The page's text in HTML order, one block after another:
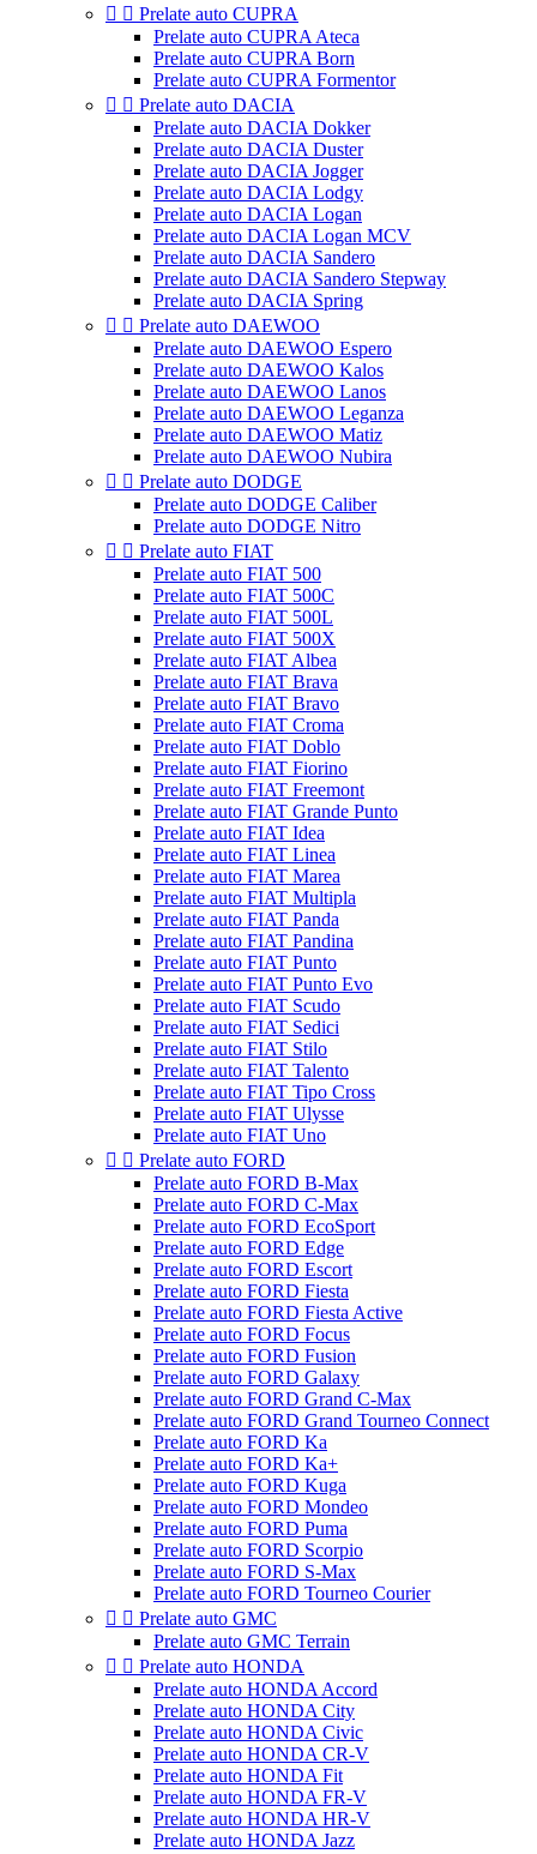
  Prelate auto CUPRA
Prelate auto CUPRA Ateca
Prelate auto CUPRA Born
Prelate auto CUPRA Formentor
  Prelate auto DACIA
Prelate auto DACIA Dokker
Prelate auto DACIA Duster
Prelate auto DACIA Jogger
Prelate auto DACIA Lodgy
Prelate auto DACIA Logan
Prelate auto DACIA Logan MCV
Prelate auto DACIA Sandero
Prelate auto DACIA Sandero Stepway
Prelate auto DACIA Spring
  Prelate auto DAEWOO
Prelate auto DAEWOO Espero
Prelate auto DAEWOO Kalos
Prelate auto DAEWOO Lanos
Prelate auto DAEWOO Leganza
Prelate auto DAEWOO Matiz
Prelate auto DAEWOO Nubira
  Prelate auto DODGE
Prelate auto DODGE Caliber
Prelate auto DODGE Nitro
  Prelate auto FIAT
Prelate auto FIAT 500
Prelate auto FIAT 500C
Prelate auto FIAT 500L
Prelate auto FIAT 500X
Prelate auto FIAT Albea
Prelate auto FIAT Brava
Prelate auto FIAT Bravo
Prelate auto FIAT Croma
Prelate auto FIAT Doblo
Prelate auto FIAT Fiorino
Prelate auto FIAT Freemont
Prelate auto FIAT Grande Punto
Prelate auto FIAT Idea
Prelate auto FIAT Linea
Prelate auto FIAT Marea
Prelate auto FIAT Multipla
Prelate auto FIAT Panda
Prelate auto FIAT Pandina
Prelate auto FIAT Punto
Prelate auto FIAT Punto Evo
Prelate auto FIAT Scudo
Prelate auto FIAT Sedici
Prelate auto FIAT Stilo
Prelate auto FIAT Talento
Prelate auto FIAT Tipo Cross
Prelate auto FIAT Ulysse
Prelate auto FIAT Uno
  Prelate auto FORD
Prelate auto FORD B-Max
Prelate auto FORD C-Max
Prelate auto FORD EcoSport
Prelate auto FORD Edge
Prelate auto FORD Escort
Prelate auto FORD Fiesta
Prelate auto FORD Fiesta Active
Prelate auto FORD Focus
Prelate auto FORD Fusion
Prelate auto FORD Galaxy
Prelate auto FORD Grand C-Max
Prelate auto FORD Grand Tourneo Connect
Prelate auto FORD Ka
Prelate auto FORD Ka+
Prelate auto FORD Kuga
Prelate auto FORD Mondeo
Prelate auto FORD Puma
Prelate auto FORD Scorpio
Prelate auto FORD S-Max
Prelate auto FORD Tourneo Courier
  Prelate auto GMC
Prelate auto GMC Terrain
  Prelate auto HONDA
Prelate auto HONDA Accord
Prelate auto HONDA City
Prelate auto HONDA Civic
Prelate auto HONDA CR-V
Prelate auto HONDA Fit
Prelate auto HONDA FR-V
Prelate auto HONDA HR-V
Prelate auto HONDA Jazz